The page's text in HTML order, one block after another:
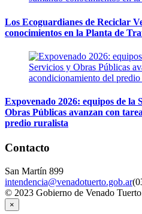
Los Ecoguardianes de Reciclar
conocimientos en la Planta de
Expovenado 2026: equipos de la
Obras Públicas avanzan con
predio ruralista
Contacto
San Martín 899
intendencia@venadotuerto.gob.ar
© 2023 Gobierno de Venado
×